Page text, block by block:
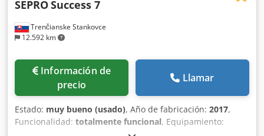
Trenčianske Stankovce
12.592 km
SEPROSuccess 7
Información de
precio
Llamar
Estado: muy bueno (usado), Año de fabricación: 2017,
Funcionalidad: totalmente funcional, Equipamiento: